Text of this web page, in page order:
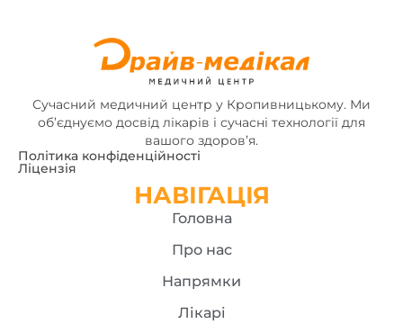
Сучасний медичний центр у Кропивницькому. Ми
об’єднуємо досвід лікарів і сучасні технології для
вашого здоров’я.
Політика конфіденційності
Ліцензія
НАВІГАЦІЯ
Головна
Про нас
Напрямки
Лікарі